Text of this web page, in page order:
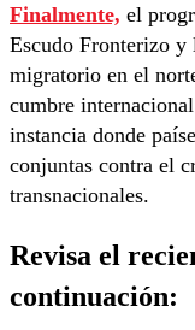
Finalmente, el
Escudo Fronterizo y
migratorio en el
cumbre
instancia donde
conjuntas contra el
transnacionales.
Revisa el
continuación: